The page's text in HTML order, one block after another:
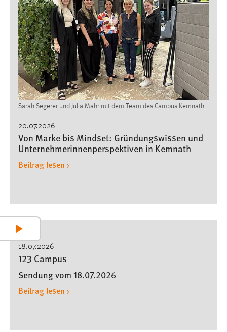
Sarah Segerer und Julia Mahr mit dem Team des Campus Kemnath
20.07.2026
Von Marke bis Mindset: Gründungswissen und
Unternehmerinnenperspektiven in Kemnath
Beitrag lesen ›
Play
Video
18.07.2026
123 Campus
Sendung vom 18.07.2026
Beitrag lesen ›